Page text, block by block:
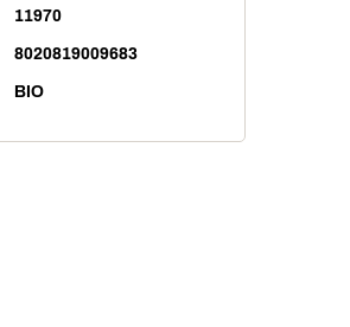
11970
8020819009683
BIO